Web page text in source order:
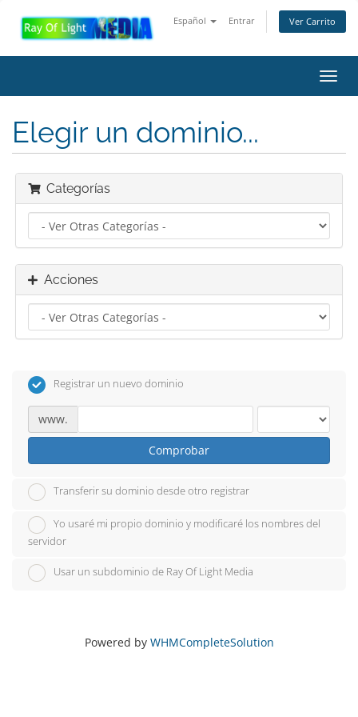
Español Entrar Ver Carrito
Elegir un dominio...
Categorías
Acciones
Registrar un nuevo dominio
www.
Comprobar
Transferir su dominio desde otro registrar
Yo usaré mi propio dominio y modificaré los nombres del
servidor
Usar un subdominio de Ray Of Light Media
Powered by WHMCompleteSolution